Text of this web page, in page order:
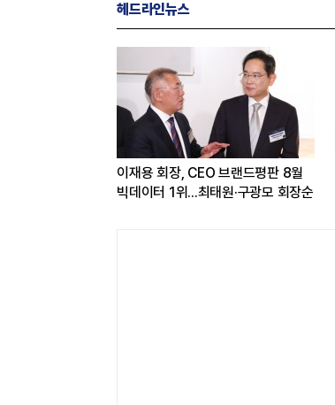
헤드라인뉴스
이재용 회장, CEO 브랜드평판 8월
빅데이터 1위...최태원·구광모 회장순